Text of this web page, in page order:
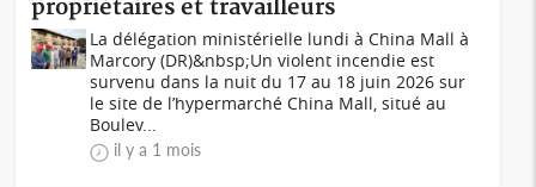
propriétaires et travailleurs
La délégation ministérielle lundi à China Mall à
Marcory (DR)&nbsp;Un violent incendie est
survenu dans la nuit du 17 au 18 juin 2026 sur
le site de l’hypermarché China Mall, situé au
Boulev...
il y a 1 mois